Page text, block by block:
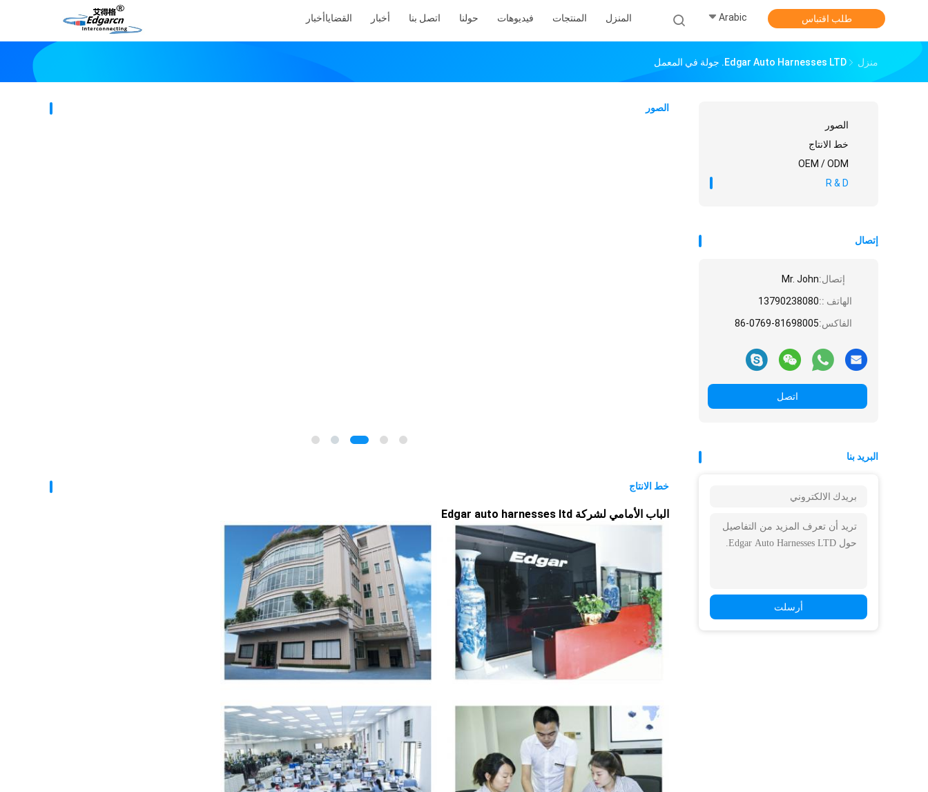
المنزل المنتجات فيديوهات حولنا اتصل بنا أخبار القضاياأخبار Arabic طلب اقتباس
منزل Edgar Auto Harnesses LTD. جولة في المعمل
الصور
خط الانتاج
الباب الأمامي لشركة Edgar auto harnesses ltd
الصور
خط الانتاج
OEM / ODM
R & D
إتصال
إتصال:Mr. John
الهاتف ::13790238080
الفاكس:86-0769-81698005
اتصل
البريد بنا
أرسلت